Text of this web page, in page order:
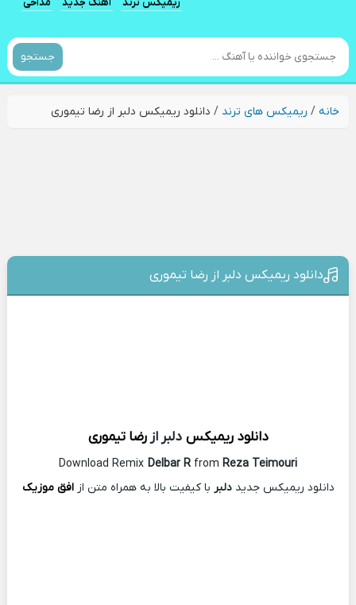
جستجو
خانه/ ریمیکس های ترند / دانلود ریمیکس دلبر از رضا تیموری
دانلود ریمیکس دلبر از رضا تیموری
دانلود ریمیکس دلبر ازرضا تیموری
Download Remix Delbar R from Reza Teimouri
دانلود ریمیکس جدیددلبر با کیفیت بالا به همراه متن ازافق موزیک